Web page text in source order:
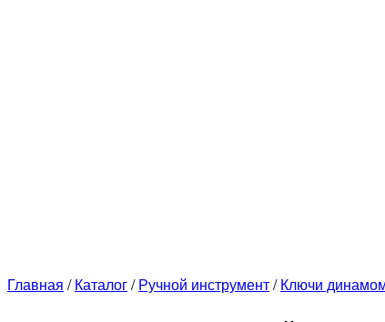
Главная / Каталог/ Ручной инструмент/ Ключи